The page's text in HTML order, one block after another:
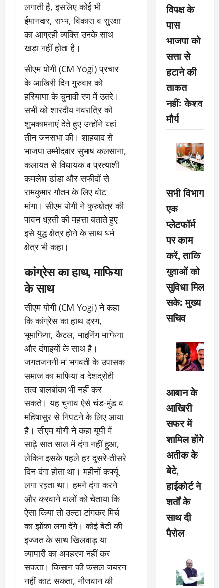
लगाती है, इसलिए कोई भी
ईमानदार, सभ्य, विकास व सुरक्षा
का आग्रही व्यक्ति उनके साथ
खड़ा नहीं होता है।
सीएम योगी (CM Yogi) प्रचार
के आखिरी दिन गुरुवार को
हरियाणा के चुनावी रण में उतरे।
सभी को शारदीय नवरात्रि की
शुभकामनाएं देते हुए उन्होंने यहां
तीन जनसभा की। शाहबाद से
भाजपा उम्मीदवार सुभाष कलसाना,
कलायत से विधायक व प्रत्याशी
कमलेश ढांडा और सफीदों से
रामकुमार गौतम के लिए वोट
मांगा। सीएम योगी ने कुरुक्षेत्र की
पावन धऱती की महत्ता बताते हुए
इसे युद्ध क्षेत्र होने के साथ धर्म
क्षेत्र भी कहा।
कांग्रेस का हाथ, माफिया
के साथ
सीएम योगी (CM Yogi) ने कहा
कि कांग्रेस का हाथ ड्रग,
भूमाफिया, कैटल, माइनिंग माफिया
और दंगाइयों के साथ है।
जगतजननी मां भगवती के उपासक
समाज का माफिया व देशद्रोही
तत्व बालबांका भी नहीं कर
सकते। यह चुनाव ऐसे चंड-मुंड व
महिषासुर से निपटने के लिए आया
है। सीएम योगी ने कहा यूपी में
साढ़े सात साल में दंगा नहीं हुआ,
लेकिन इसके पहले हर दूसरे-तीसरे
दिन दंगा होता था। महीनों कर्फ्यू
लगा रहता था। हमने दंगा करने
और करवाने वालों को चेताया कि
ऐसा किया तो उल्टा टांगकर मिर्च
का झोंका लगा देंगे। कोई बेटी की
इज्जत के साथ खिलवाड़ या
व्यापारी का अपहरण नहीं कर
सकता। किसान की फसल जबरन
नहीं काट सकता, नौजवान की
विपक्ष के
पास
भाजपा को
सत्ता से
हटाने की
ताकत
नहीं: केशव
मौर्य
सभी विभाग
एक
प्लेटफॉर्म
पर काम
करें, ताकि
युवाओं को
सुविधा मिल
सके: मुख्य
सचिव
आबान के
आखिरी
सफर में
शामिल होंगे
अतीक के
बेटे,
हाईकोर्ट ने
शर्तों के
साथ दी
पैरोल